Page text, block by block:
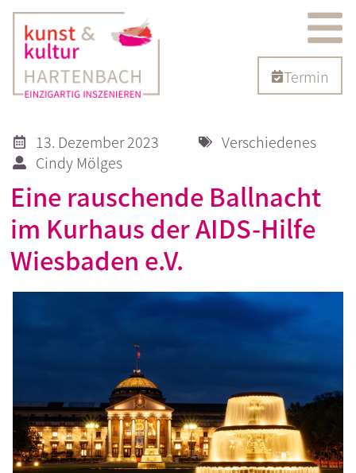
Termin
13. Dezember 2023
Verschiedenes
Cindy Mölges
Eine rauschende Ballnacht
im Kurhaus der AIDS-Hilfe
Wiesbaden e.V.